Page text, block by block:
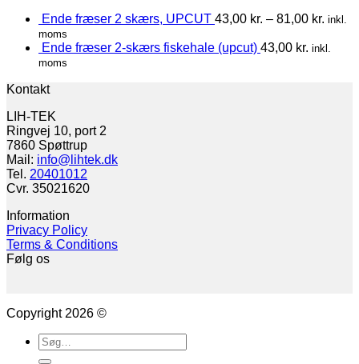
Ende fræser 2 skærs, UPCUT 43,00 kr. – 81,00 kr. inkl.
moms
Ende fræser 2-skærs fiskehale (upcut) 43,00 kr. inkl.
moms
Kontakt
LIH-TEK
Ringvej 10, port 2
7860 Spøttrup
Mail: info@lihtek.dk
Tel. 20401012
Cvr. 35021620
Information
Privacy Policy
Terms & Conditions
Følg os
Copyright 2026 ©
Søg
efter: